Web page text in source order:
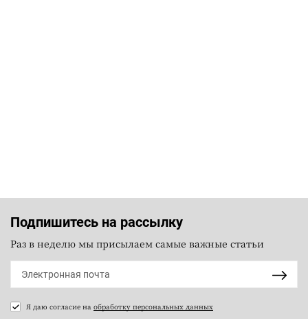
Подпишитесь на рассылку
Раз в неделю мы присылаем самые важные статьи
Я даю согласие на обработку персональных данных